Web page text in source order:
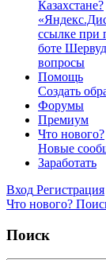
Казахстане?
ссылке при
боте
вопросы
Помощь
Создать
Форумы
Премиум
Что нового?
Новые
Заработать
Вход Регистрация
Что нового?
Поиск